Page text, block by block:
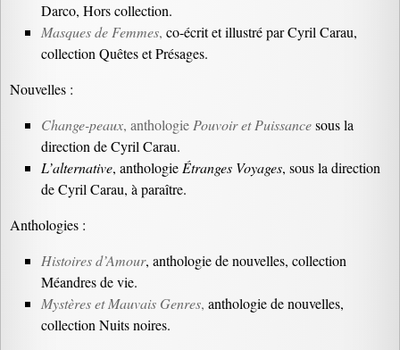
Darco, Hors collection.
Masques de Femmes, co-écrit et illustré par Cyril Carau,
collection Quêtes et Présages.
Nouvelles :
Change-peaux, anthologie Pouvoir et Puissancesous la
direction de Cyril Carau.
L’alternative, anthologie Étranges Voyages, sous la direction
de Cyril Carau, à paraître.
Anthologies :
Histoires d’Amour, anthologie de nouvelles, collection
Méandres de vie.
Mystères et Mauvais Genres, anthologie de nouvelles,
collection Nuits noires.